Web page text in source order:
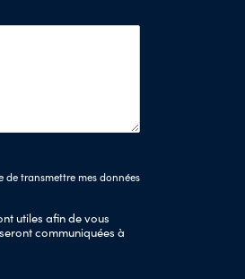
de transmettre mes données
utiles afin de vous
communiquées à